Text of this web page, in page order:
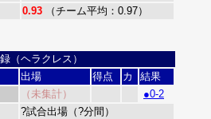
0.93 （チーム平均：0.97）
（ヘラクレス）
出場 得点 カ
結果
（未集計） ●0-2
?試合出場（?分間）